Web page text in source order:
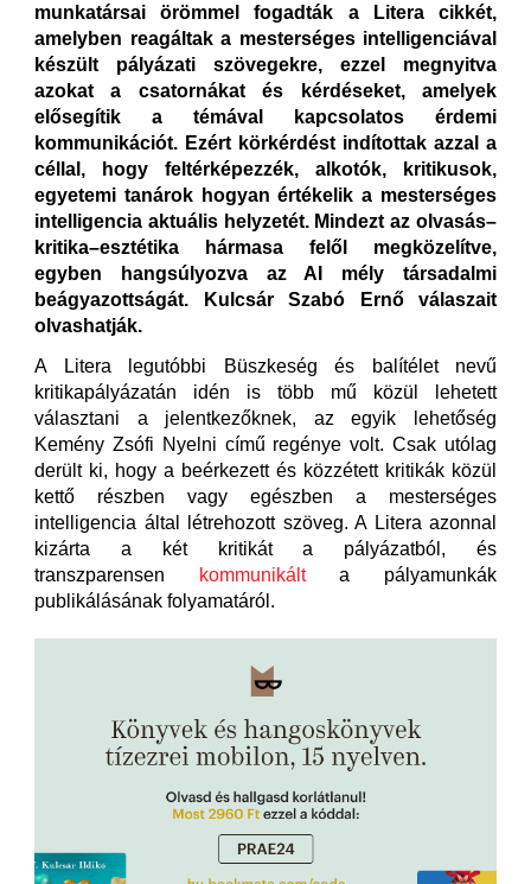
munkatársai örömmel fogadták a Litera cikkét,
amelyben reagáltak a mesterséges intelligenciával
készült pályázati szövegekre, ezzel megnyitva
azokat a csatornákat és kérdéseket, amelyek
elősegítik a témával kapcsolatos érdemi
kommunikációt. Ezért körkérdést indítottak azzal a
céllal, hogy feltérképezzék, alkotók, kritikusok,
egyetemi tanárok hogyan értékelik a mesterséges
intelligencia aktuális helyzetét. Mindezt az olvasás–
kritika–esztétika hármasa felől megközelítve,
egyben hangsúlyozva az AI mély társadalmi
beágyazottságát. Kulcsár Szabó Ernő válaszait
olvashatják.
A Litera legutóbbi Büszkeség és balítélet nevű
kritikapályázatán idén is több mű közül lehetett
választani a jelentkezőknek, az egyik lehetőség
Kemény Zsófi Nyelni című regénye volt. Csak utólag
derült ki, hogy a beérkezett és közzétett kritikák közül
kettő részben vagy egészben a mesterséges
intelligencia által létrehozott szöveg. A Litera azonnal
kizárta a két kritikát a pályázatból, és
transzparensen
kommunikálta pályamunkák
publikálásának folyamatáról.